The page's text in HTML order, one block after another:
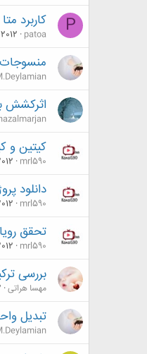
P کاربرد
patoa
منسوجات
اثرکشش
کیتین و
mrl590
دانلود
mrl590
تحقق
mrl590
بررسی
مهسا هراتی
تبدیل